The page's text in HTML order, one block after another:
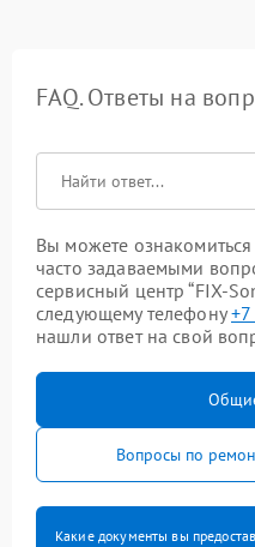
FAQ. Ответы на
Вы можете
часто задаваемыми
сервисный центр “FIX-
следующему телефону
нашли ответ на свой
Вопросы по
Какие документы вы